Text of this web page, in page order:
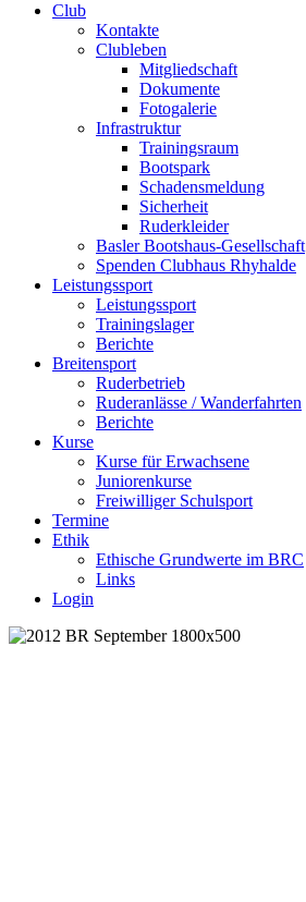
Club
Kontakte
Clubleben
Mitgliedschaft
Dokumente
Fotogalerie
Infrastruktur
Trainingsraum
Bootspark
Schadensmeldung
Sicherheit
Ruderkleider
Basler Bootshaus-Gesellschaft
Spenden Clubhaus Rhyhalde
Leistungssport
Leistungssport
Trainingslager
Berichte
Breitensport
Ruderbetrieb
Ruderanlässe / Wanderfahrten
Berichte
Kurse
Kurse für Erwachsene
Juniorenkurse
Freiwilliger Schulsport
Termine
Ethik
Ethische Grundwerte im BRC
Links
Login